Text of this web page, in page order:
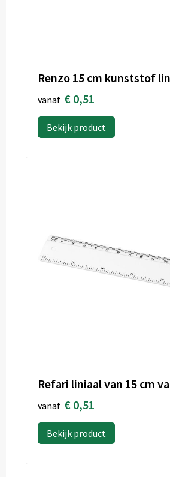
Renzo 15 cm kunststof
vanaf € 0,51
Bekijk product
vanaf € 0,51
Bekijk product